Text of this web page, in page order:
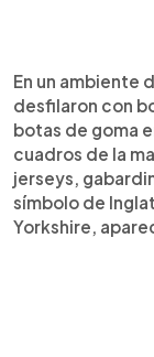
En un ambiente
desfilaron con
botas de goma
cuadros de la
jerseys,
símbolo de
Yorkshire,